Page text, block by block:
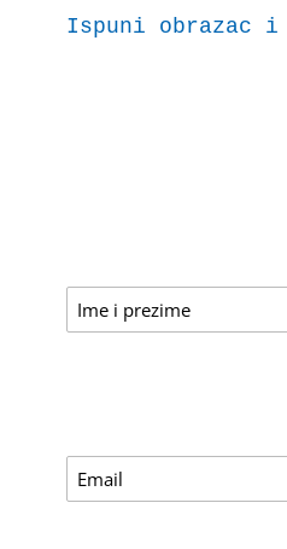
Ispuni obrazac